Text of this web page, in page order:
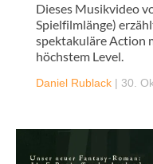
Dieses Musikvideo
Spielfilmlänge)
spektakuläre Action
höchstem Level.
Daniel Rublack | 30.